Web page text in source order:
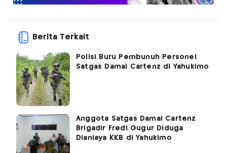
Berita Terkait
Polisi Buru Pembunuh Personel
Satgas Damai Cartenz di Yahukimo
Anggota Satgas Damai Cartenz
Brigadir Fredi Gugur Diduga
Dianiaya KKB di Yahukimo